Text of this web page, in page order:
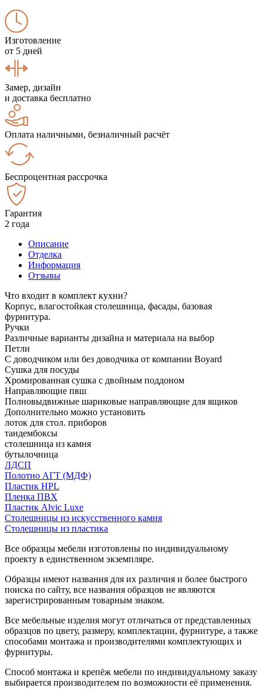
Изготовление
от 5 дней
Замер, дизайн
и доставка бесплатно
Оплата наличными, безналичный расчёт
Беспроцентная рассрочка
Гарантия
2 года
Описание
Отделка
Информация
Отзывы
Что входит в комплект кухни?
Корпус, влагостойкая столешница, фасады, базовая
фурнитура.
Ручки
Различные варианты дизайна и материала на выбор
Петли
С доводчиком или без доводчика от компании Boyard
Сушка для посуды
Хромированная сушка с двойным поддоном
Направляющие пвш
Полновыдвижные шариковые направляющие для ящиков
Дополнительно можно установить
лоток для стол. приборов
тандембоксы
столешница из камня
бутылочница
ЛДСП
Полотно АГТ (МДФ)
Пластик HPL
Пленка ПВХ
Пластик Alvic Luxe
Столешницы из искусственного камня
Столешницы из пластика
Все образцы мебели изготовлены по индивидуальному
проекту в единственном экземпляре.
Образцы имеют названия для их различия и более быстрого
поиска по сайту, все названия образцов не являются
зарегистрированным товарным знаком.
Все мебельные изделия могут отличаться от представленных
образцов по цвету, размеру, комплектации, фурнитуре, а также
способами монтажа и производителями комплектующих и
фурнитуры.
Способ монтажа и крепёж мебели по индивидуальному заказу
выбирается производителем по возможности её применения.